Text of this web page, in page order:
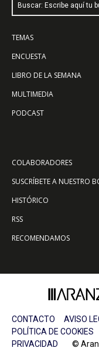
Buscar: Escribe aquí tu
TEMAS
ENCUESTA
LIBRO DE LA SEMANA
MULTIMEDIA
PODCAST
COLABORADORES
SUSCRÍBETE A NUESTRO
HISTÓRICO
RSS
RECOMENDAMOS
CONTACTO AVISO
POLÍTICA DE COOKIES
PRIVACIDAD ©